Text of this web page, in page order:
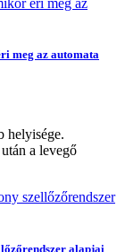
meg az automata
helyisége.
a levegő
alapjai